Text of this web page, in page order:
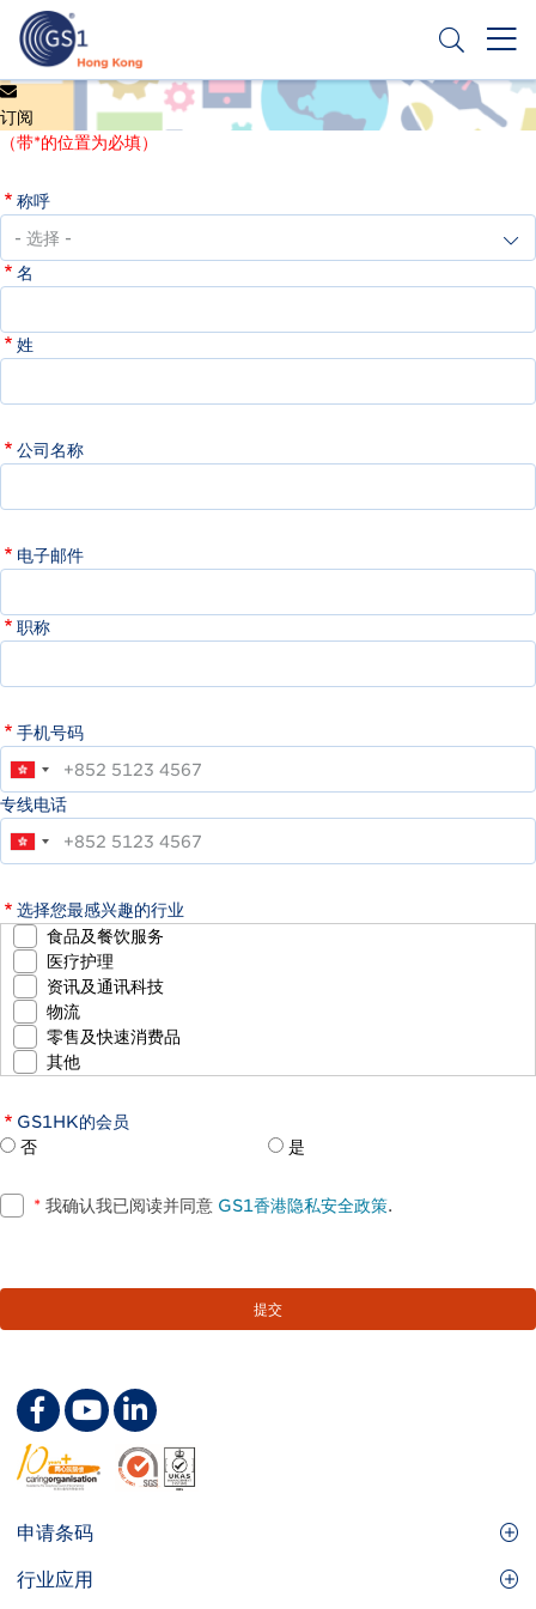
主
要
内
Header
Top
Menu
申请条码
订阅
（带*的位置为必填）
称呼
名
姓
公司名称
电子邮件
职称
手机号码
专线电话
选择您最感兴趣的行业
食品及餐饮服务
医疗护理
资讯及通讯科技
物流
零售及快速消费品
其他
GS1HK的会员
否
是
* 我确认我已阅读并同意 GS1香港隐私安全政策.
Footer
Site
申请条码
GS1条码
行业应用